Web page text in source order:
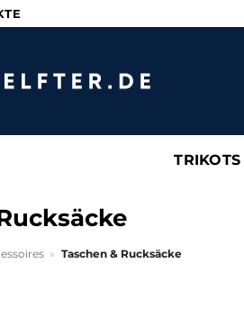
TRIKOTS
» Taschen & Rucksäcke